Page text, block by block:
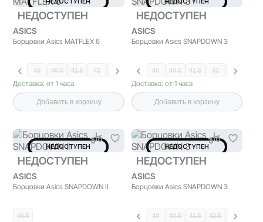
НЕДОСТУПЕН
ASICS
Борцовки Asics MATFLEX 6
40 40.5 41.5 42 42.5 43.5 44 44.5 45 46 46.5
Доставка: от 1 часа
Добавить в корзину
НЕДОСТУПЕН
ASICS
Борцовки Asics SNAPDOWN 3
40 40.5 41.5 42 42.5
Доставка: от 1 часа
Добавить в корзину
НЕДОСТУПЕН
НЕДОСТУПЕН
ASICS
Борцовки Asics SNAPDOWN II
46.5
НЕДОСТУПЕН
НЕДОСТУПЕН
ASICS
Борцовки Asics SNAPDOWN 3
40 40.5 41.5 42.5 44